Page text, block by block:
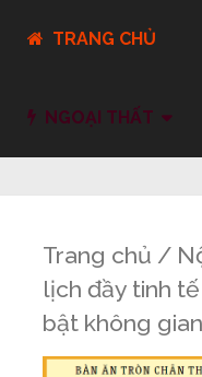
TRANG CHỦ
NGOẠI THẤT
Trang chủ /
lịch đầy tinh
bật không